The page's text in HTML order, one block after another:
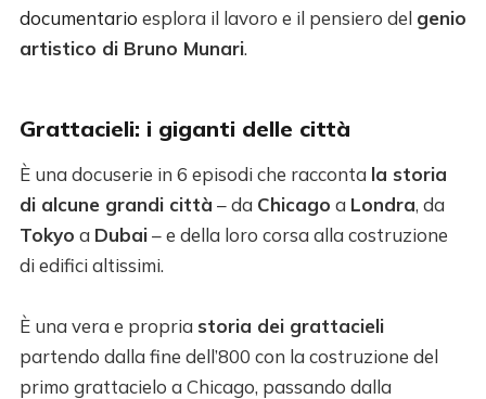
documentario esplora il lavoro e il pensiero del genio
artistico di Bruno Munari.
Grattacieli: i giganti delle città
È una docuserie in 6 episodi che racconta la storia
di alcune grandi città – da Chicago a Londra, da
Tokyo a Dubai– e della loro corsa alla costruzione
di edifici altissimi.
È una vera e propria storia dei grattacieli
partendo dalla fine dell’800 con la costruzione del
primo grattacielo a Chicago, passando dalla